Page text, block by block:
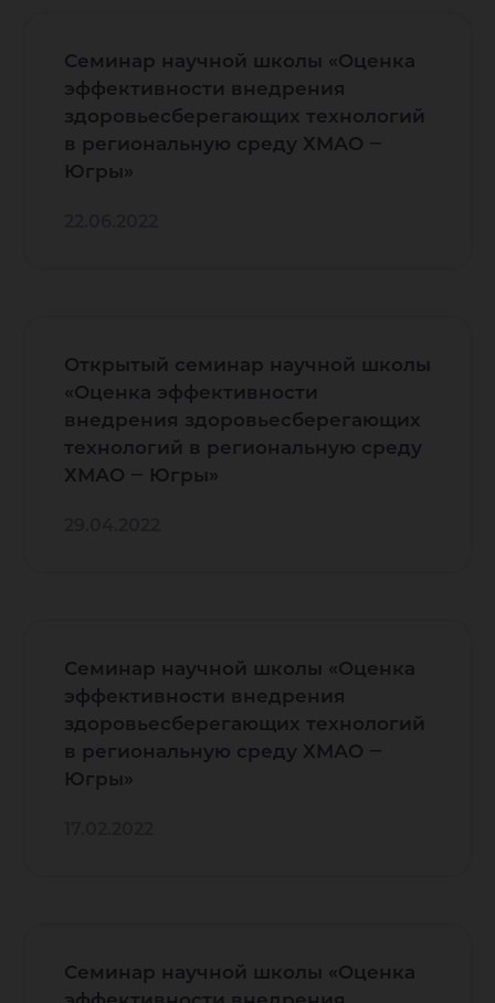
Семинар научной школы «Оценка
эффективности внедрения
здоровьесберегающих технологий
в региональную среду ХМАО ‒
Югры»
Открытый семинар научной школы
«Оценка эффективности
внедрения здоровьесберегающих
технологий в региональную среду
ХМАО ‒ Югры»
Семинар научной школы «Оценка
эффективности внедрения
здоровьесберегающих технологий
в региональную среду ХМАО ‒
Югры»
Семинар научной школы «Оценка